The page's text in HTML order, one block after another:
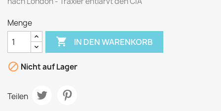
Menge
 IN DEN WARENKORB
 Nicht auf Lager
Teilen